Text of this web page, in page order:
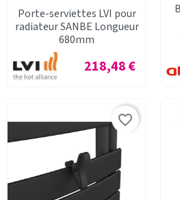
Porte-serviettes LVI pour
radiateur SANBE Longueur
680mm
Prix
218,48 €
favorite_border